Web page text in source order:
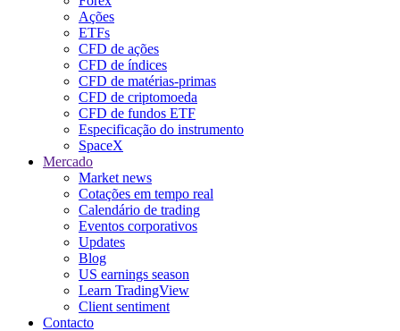
Ações
ETFs
CFD de ações
CFD de índices
CFD de matérias-primas
CFD de criptomoeda
CFD de fundos ETF
Especificação do instrumento
SpaceX
Mercado
Market news
Cotações em tempo real
Calendário de trading
Eventos corporativos
Updates
Blog
US earnings season
Learn TradingView
Client sentiment
Contacto